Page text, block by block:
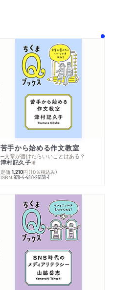
苦手から始める作文教室
─文章が書けたらいいことはある？
津村記久子著
定価:1,210円 （10％税込み）
ISBN:978-4-480-25138-1